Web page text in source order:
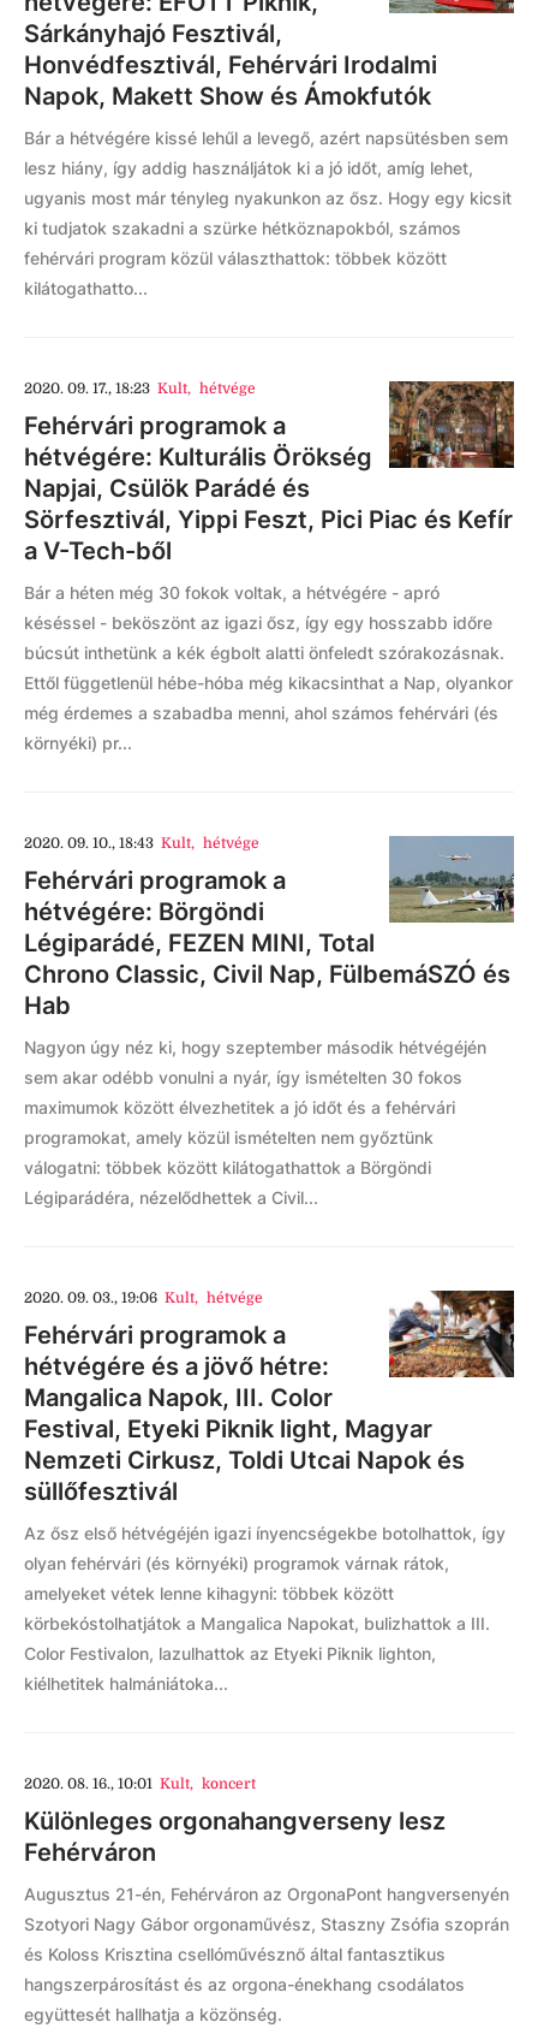
Sárkányhajó Fesztivál,
Honvédfesztivál, Fehérvári Irodalmi
Napok, Makett Show és Ámokfutók
Bár a hétvégére kissé lehűl a levegő, azért napsütésben sem
lesz hiány, így addig használjátok ki a jó időt, amíg lehet,
ugyanis most már tényleg nyakunkon az ősz. Hogy egy kicsit
ki tudjatok szakadni a szürke hétköznapokból, számos
fehérvári program közül választhattok: többek között
kilátogathatto...
2020. 09. 17., 18:23 Kult, hétvége
Fehérvári programok a
hétvégére: Kulturális Örökség
Napjai, Csülök Parádé és
Sörfesztivál, Yippi Feszt, Pici Piac és Kefír
a V-Tech-ből
Bár a héten még 30 fokok voltak, a hétvégére - apró
késéssel - beköszönt az igazi ősz, így egy hosszabb időre
búcsút inthetünk a kék égbolt alatti önfeledt szórakozásnak.
Ettől függetlenül hébe-hóba még kikacsinthat a Nap, olyankor
még érdemes a szabadba menni, ahol számos fehérvári (és
környéki) pr...
2020. 09. 10., 18:43 Kult, hétvége
Fehérvári programok a
hétvégére: Börgöndi
Légiparádé, FEZEN MINI, Total
Chrono Classic, Civil Nap, FülbemáSZÓ és
Hab
Nagyon úgy néz ki, hogy szeptember második hétvégéjén
sem akar odébb vonulni a nyár, így ismételten 30 fokos
maximumok között élvezhetitek a jó időt és a fehérvári
programokat, amely közül ismételten nem győztünk
válogatni: többek között kilátogathattok a Börgöndi
Légiparádéra, nézelődhettek a Civil...
2020. 09. 03., 19:06 Kult, hétvége
Fehérvári programok a
hétvégére és a jövő hétre:
Mangalica Napok, III. Color
Festival, Etyeki Piknik light, Magyar
Nemzeti Cirkusz, Toldi Utcai Napok és
süllőfesztivál
Az ősz első hétvégéjén igazi ínyencségekbe botolhattok, így
olyan fehérvári (és környéki) programok várnak rátok,
amelyeket vétek lenne kihagyni: többek között
körbekóstolhatjátok a Mangalica Napokat, bulizhattok a III.
Color Festivalon, lazulhattok az Etyeki Piknik lighton,
kiélhetitek halmániátoka...
2020. 08. 16., 10:01 Kult, koncert
Különleges orgonahangverseny lesz
Fehérváron
Augusztus 21-én, Fehérváron az OrgonaPont hangversenyén
Szotyori Nagy Gábor orgonaművész, Staszny Zsófia szoprán
és Koloss Krisztina csellóművésznő által fantasztikus
hangszerpárosítást és az orgona-énekhang csodálatos
együttesét hallhatja a közönség.